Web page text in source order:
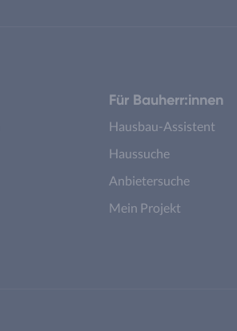
Für Bauherr:innen
Hausbau-Assistent
Haussuche
Anbietersuche
Mein Projekt